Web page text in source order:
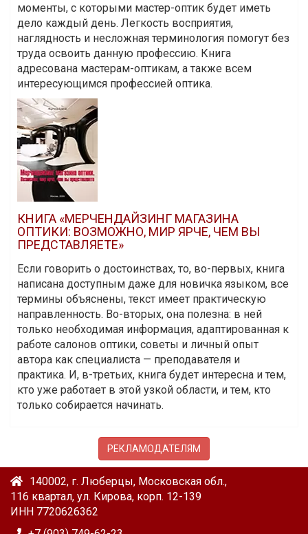
моменты, с которыми мастер-оптик будет иметь
дело каждый день. Легкость восприятия,
наглядность и несложная терминология помогут без
труда освоить данную профессию. Книга
адресована мастерам-оптикам, а также всем
интересующимся профессией оптика.
КНИГА «МЕРЧЕНДАЙЗИНГ МАГАЗИНА
ОПТИКИ: ВОЗМОЖНО, МИР ЯРЧЕ, ЧЕМ ВЫ
ПРЕДСТАВЛЯЕТЕ»
Если говорить о достоинствах, то, во-первых, книга
написана доступным даже для новичка языком, все
термины объяснены, текст имеет практическую
направленность. Во-вторых, она полезна: в ней
только необходимая информация, адаптированная к
работе салонов оптики, советы и личный опыт
автора как специалиста — преподавателя и
практика. И, в-третьих, книга будет интересна и тем,
кто уже работает в этой узкой области, и тем, кто
только собирается начинать.
РЕКЛАМОДАТЕЛЯМ
140002, г. Люберцы, Московская обл.,
116 квартал, ул. Кирова, корп. 12-139
ИНН 7720626362